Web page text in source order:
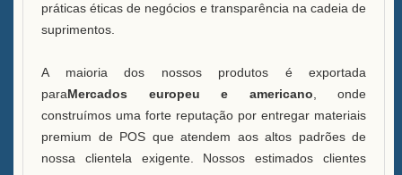
práticas éticas de negócios e transparência na cadeia de
suprimentos.
A maioria dos nossos produtos é exportada
paraMercados europeu e americano , onde
construímos uma forte reputação por entregar materiais
premium de POS que atendem aos altos padrões de
nossa clientela exigente. Nossos estimados clientes